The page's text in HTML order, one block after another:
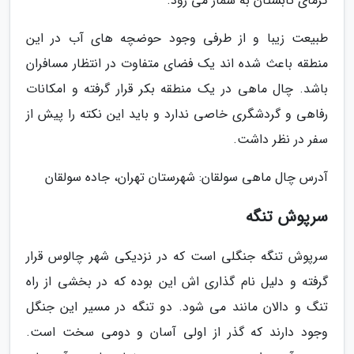
طبیعت زیبا و از طرفی وجود حوضچه های آب در این
منطقه باعث شده اند یک فضای متفاوت در انتظار مسافران
باشد. چال ماهی در یک منطقه بکر قرار گرفته و امکانات
رفاهی و گردشگری خاصی ندارد و باید این نکته را پیش از
سفر در نظر داشت.
آدرس چال ماهی سولقان: شهرستان تهران، جاده سولقان
سرپوش تنگه
سرپوش تنگه جنگلی است که در نزدیکی شهر چالوس قرار
گرفته و دلیل نام گذاری اش این بوده که در بخشی از راه
تنگ و دالان مانند می شود. دو تنگه در مسیر این جنگل
وجود دارند که گذر از اولی آسان و دومی سخت است.